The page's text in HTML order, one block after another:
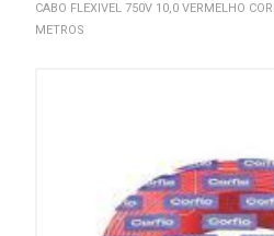
CABO FLEXIVEL 750V 10,0 VERMELHO
METROS